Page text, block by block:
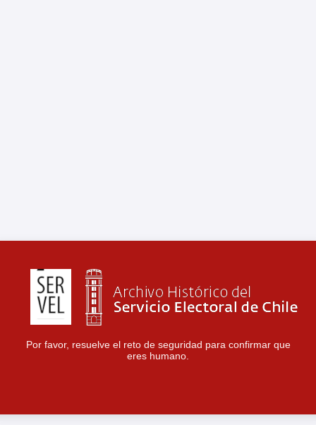
Por favor, resuelve el reto de seguridad para confirmar que
eres humano.